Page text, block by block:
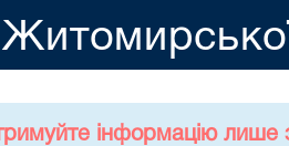
інформацію лише